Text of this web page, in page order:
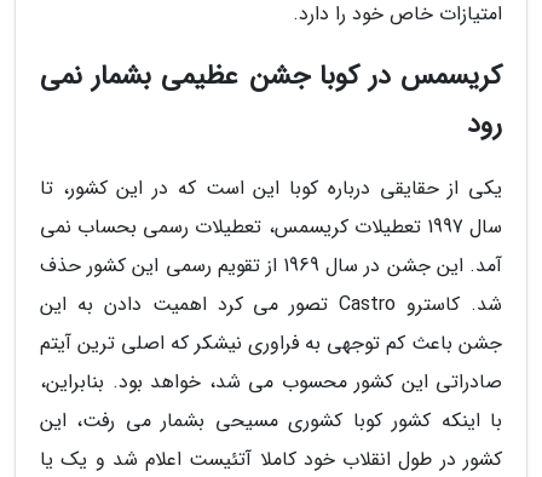
امتیازات خاص خود را دارد.
کریسمس در کوبا جشن عظیمی بشمار نمی
رود
یکی از حقایقی درباره کوبا این است که در این کشور، تا
سال 1997 تعطیلات کریسمس، تعطیلات رسمی بحساب نمی
آمد. این جشن در سال 1969 از تقویم رسمی این کشور حذف
شد. کاسترو Castro تصور می کرد اهمیت دادن به این
جشن باعث کم توجهی به فراوری نیشکر که اصلی ترین آیتم
صادراتی این کشور محسوب می شد، خواهد بود. بنابراین،
با اینکه کشور کوبا کشوری مسیحی بشمار می رفت، این
کشور در طول انقلاب خود کاملا آتئیست اعلام شد و یک یا